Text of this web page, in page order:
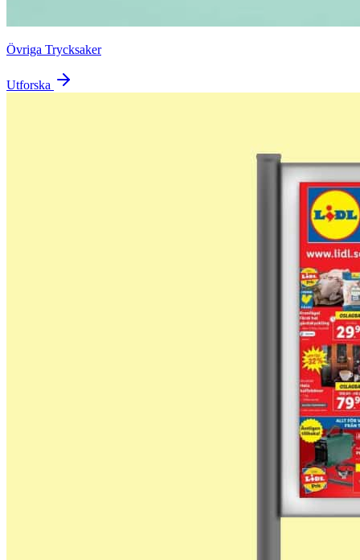
Övriga Trycksaker
Utforska